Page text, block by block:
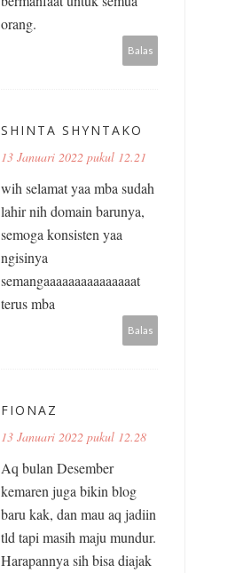
orang.
Balas
SHINTA SHYNTAKO
13 Januari 2022 pukul 12.21
wih selamat yaa mba sudah
lahir nih domain barunya,
semoga konsisten yaa
ngisinya
semangaaaaaaaaaaaaaaat
terus mba
Balas
FIONAZ
13 Januari 2022 pukul 12.28
Aq bulan Desember
kemaren juga bikin blog
baru kak, dan mau aq jadiin
tld tapi masih maju mundur.
Harapannya sih bisa diajak